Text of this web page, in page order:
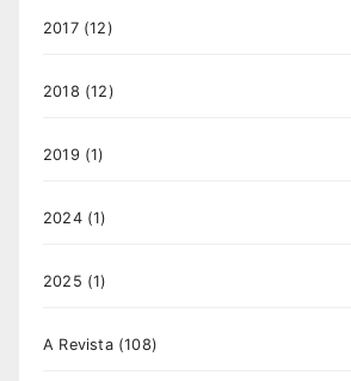
2017(12)
2018 (12)
2019 (1)
2024(1)
2025 (1)
A Revista(108)